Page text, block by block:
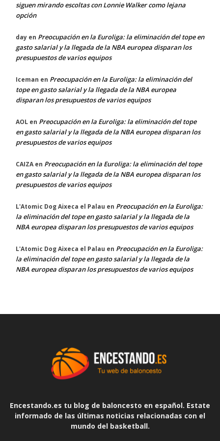
siguen mirando escoltas con Lonnie Walker como lejana
opción
day en Preocupación en la Euroliga: la eliminación del tope en
gasto salarial y la llegada de la NBA europea disparan los
presupuestos de varios equipos
Iceman en Preocupación en la Euroliga: la eliminación del
tope en gasto salarial y la llegada de la NBA europea
disparan los presupuestos de varios equipos
AOL en Preocupación en la Euroliga: la eliminación del tope
en gasto salarial y la llegada de la NBA europea disparan los
presupuestos de varios equipos
CAIZA en Preocupación en la Euroliga: la eliminación del tope
en gasto salarial y la llegada de la NBA europea disparan los
presupuestos de varios equipos
L'Atomic Dog Aixeca el Palau en Preocupación en la Euroliga:
la eliminación del tope en gasto salarial y la llegada de la
NBA europea disparan los presupuestos de varios equipos
L'Atomic Dog Aixeca el Palau en Preocupación en la Euroliga:
la eliminación del tope en gasto salarial y la llegada de la
NBA europea disparan los presupuestos de varios equipos
Encestando.es tu blog de baloncesto en español. Estate
informado de las últimas noticias relacionadas con el
mundo del basketball.